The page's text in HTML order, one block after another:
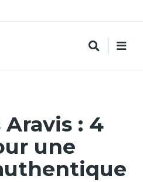
Aravis : 4
une